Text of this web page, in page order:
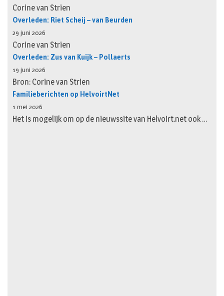
Corine van Strien
Overleden: Riet Scheij – van Beurden
29 juni 2026
Corine van Strien
Overleden: Zus van Kuijk – Pollaerts
19 juni 2026
Bron: Corine van Strien
Familieberichten op HelvoirtNet
1 mei 2026
Het is mogelijk om op de nieuwssite van Helvoirt.net ook …